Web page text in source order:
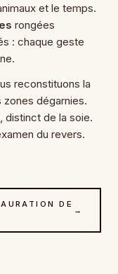
et le temps.
rongées
: chaque geste
reconstituons la
dégarnies.
distinct de la soie.
du revers.
DE
→